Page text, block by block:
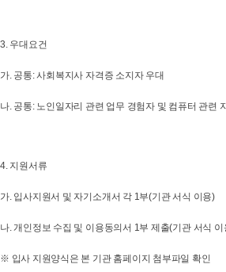
3. 우대요건
가. 공통: 사회복지사 자격증 소지자 우대
나. 공통: 노인일자리 관련 업무 경험자 및 컴퓨터 관련
4. 지원서류
가. 입사지원서 및 자기소개서 각 1부(기관 서식 이용)
나. 개인정보 수집 및 이용동의서 1부 제출(기관 서식
※ 입사 지원양식은 본 기관 홈페이지 첨부파일 확인